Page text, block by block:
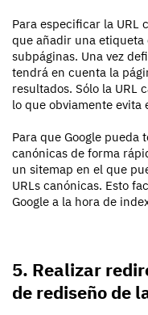
Para especificar la URL
que añadir una etiqueta
subpáginas. Una vez
tendrá en cuenta la
resultados. Sólo la URL
lo que obviamente
Para que Google pueda
canónicas de forma
un sitemap en el que
URLs canónicas. Esto
Google a la hora de
5. Realizar
de rediseño de